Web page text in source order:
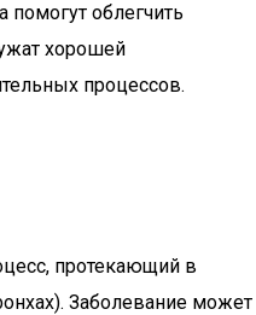
помогут облегчить
хорошей
процессов.
протекающий в
Заболевание может